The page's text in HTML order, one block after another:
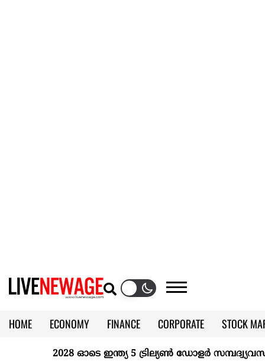
HOME ECONOMY FINANCE CORPORATE
STOCK
KERALA @70
2028 ഓടെ ഇന്ത്യ 5 ട്രില്യണ്‍ ഡോളര്‍